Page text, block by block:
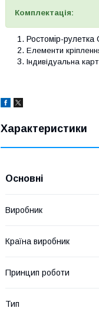
Комплектація:
Ростомір-рулетка
Елементи
Індивідуальна
Характеристики
Основні
Виробник
Країна виробник
Принцип роботи
Тип